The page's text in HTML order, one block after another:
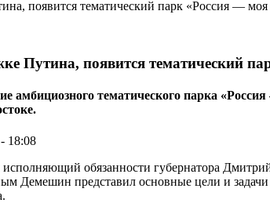
Путина, появится тематический
амбициозного тематического парка
18:08
обязанности губернатора
Демешин представил основные цели и